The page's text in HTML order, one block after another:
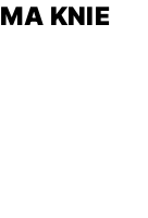
KNIE